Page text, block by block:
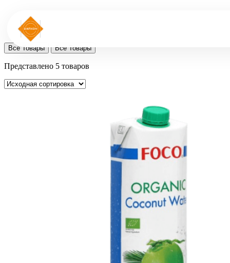
Все Товары Все Товары
Представлено 5 товаров